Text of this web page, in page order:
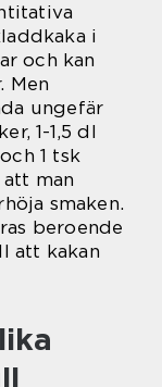
i
och kan
Men
ungefär
1-1,5 dl
1 tsk
man
smaken.
beroende
att kakan